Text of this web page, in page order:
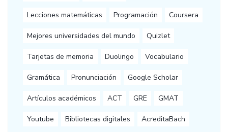
Lecciones matemáticas Programación Coursera
Mejores universidades del mundo Quizlet
Tarjetas de memoria Duolingo Vocabulario
Gramática Pronunciación Google Scholar
Artículos académicos ACT GRE GMAT
Youtube Bibliotecas digitales AcreditaBach